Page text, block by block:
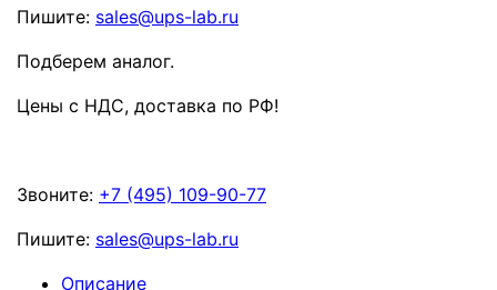
Пишите: sales@ups-lab.ru
Подберем аналог.
Цены с НДС, доставка по РФ!
Звоните: +7 (495) 109-90-77
Пишите: sales@ups-lab.ru
Описание